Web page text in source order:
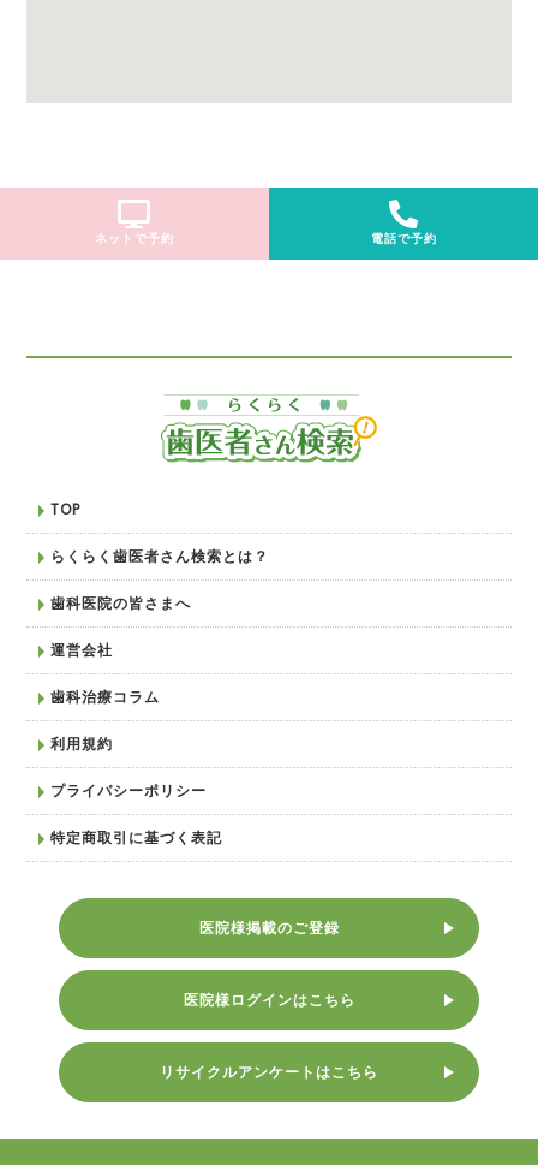
ネットで予約 電話で予約
TOP
らくらく歯医者さん検索とは？
歯科医院の皆さまへ
運営会社
歯科治療コラム
利用規約
プライバシーポリシー
特定商取引に基づく表記
医院様掲載のご登録
医院様ログインはこちら
リサイクルアンケートはこちら